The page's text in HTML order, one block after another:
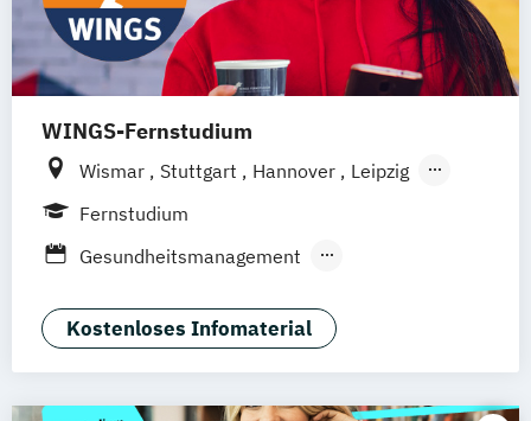
WINGS-Fernstudium
Wismar Stuttgart Hannover
Leipzig
Frankfurt am Main
Nürnberg
Fernstudium
Gesundheitsmanagement
Sozialmanagement
Kostenloses Infomaterial